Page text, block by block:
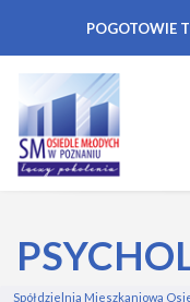
POGOTOWIE
Spółdzielnia Mieszkaniowa